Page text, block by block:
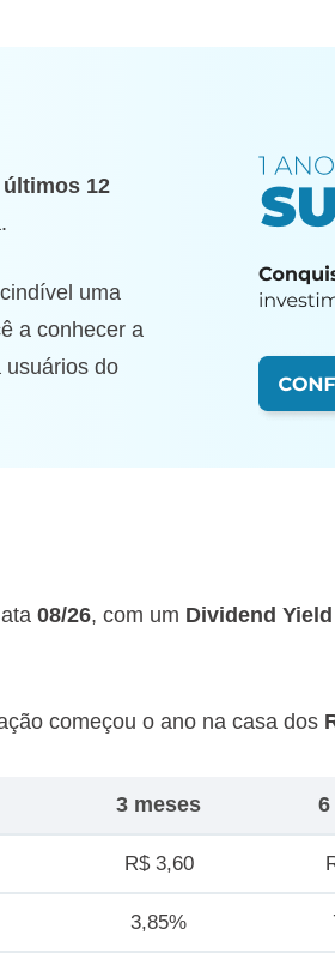
últimos 12
uma
a conhecer a
usuários do
08/26, com um Dividend
começou o ano na casa dos
3 meses 6
R$ 3,60
3,85%